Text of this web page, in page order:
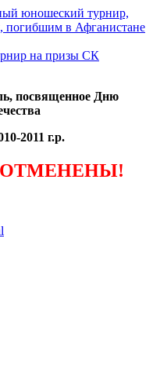
юношеский турнир,
погибшим в Афганистане
на призы СК
посвященное Дню
2011 г.р.